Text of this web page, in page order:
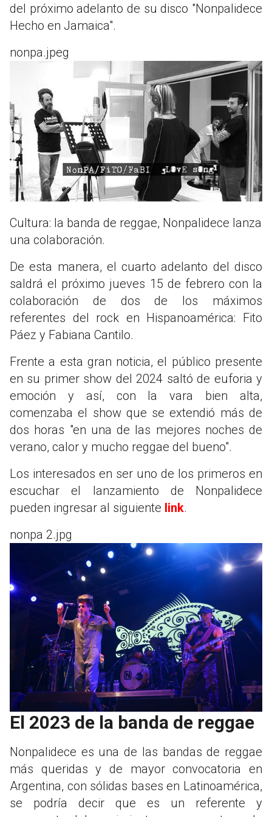
del próximo adelanto de su disco "Nonpalidece
Hecho en Jamaica".
nonpa.jpeg
Cultura: la banda de reggae, Nonpalidece lanza
una colaboración.
De esta manera, el cuarto adelanto del disco
saldrá el próximo jueves 15 de febrero con la
colaboración de dos de los máximos
referentes del rock en Hispanoamérica: Fito
Páez y Fabiana Cantilo.
Frente a esta gran noticia, el público presente
en su primer show del 2024 saltó de euforia y
emoción y así, con la vara bien alta,
comenzaba el show que se extendió más de
dos horas "en una de las mejores noches de
verano, calor y mucho reggae del bueno".
Los interesados en ser uno de los primeros en
escuchar el lanzamiento de Nonpalidece
pueden ingresar al siguiente link.
nonpa 2.jpg
El 2023 de la banda de reggae
Nonpalidece es una de las bandas de reggae
más queridas y de mayor convocatoria en
Argentina, con sólidas bases en Latinoamérica,
se podría decir que es un referente y